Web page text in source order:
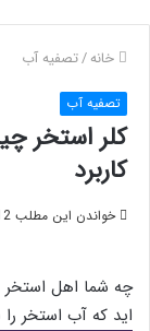
خانه/تصفیه آب
تصفیه آب
کلر استخر
کاربرد
خواندن این مطلب 12 دقیقه زمان میبرد
چه شما اهل استخر
اید که آب استخر